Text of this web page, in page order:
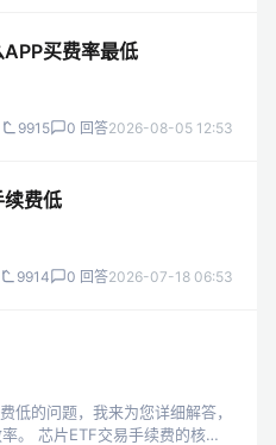
买费率最低
9915 0 回答2026-08-05 12:53
费低
9914 0 回答2026-07-18 06:53
低的问题，我来为您详细解答，
。 芯片ETF交易手续费的核心